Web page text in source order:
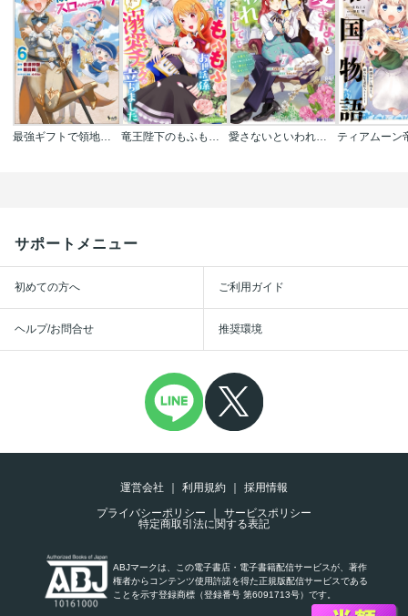
最強ギフトで領地経営スローライフ～辺境の村を開拓していたら英雄級の人材がわんさかやってきた!～ 竜王陛下のもふもふお世話係～転生した平凡女子に溺愛フラグが立ちました～ 愛さないといわれましても ～元魔王の伯爵令嬢は生真面目軍人に餌付けをされて幸せになる～(コミック)
サポートメニュー
初めての方へ ご利用ガイド
ヘルプ/お問合せ 推奨環境
運営会社 利用規約
採用情報
プライバシーポリシー
サービスポリシー
特定商取引法に関する表記
ABJマークは、この電子書店・電子書籍配信サービスが、著作
権者からコンテンツ使用許諾を得た正規版配信サービスである
ことを示す登録商標（登録番号 第6091713号）です。